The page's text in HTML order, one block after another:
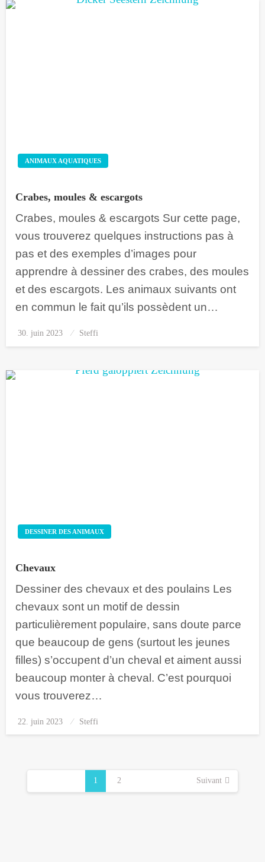
ANIMAUX AQUATIQUES
Crabes, moules & escargots
Crabes, moules & escargots Sur cette page,
vous trouverez quelques instructions pas à
pas et des exemples d’images pour
apprendre à dessiner des crabes, des moules
et des escargots. Les animaux suivants ont
en commun le fait qu’ils possèdent un…
Posted
on
30. juin 2023 Steffi
DESSINER DES ANIMAUX
Chevaux
Dessiner des chevaux et des poulains Les
chevaux sont un motif de dessin
particulièrement populaire, sans doute parce
que beaucoup de gens (surtout les jeunes
filles) s’occupent d’un cheval et aiment aussi
beaucoup monter à cheval. C’est pourquoi
vous trouverez…
Posted
on
22. juin 2023 Steffi
1 2 Suivant